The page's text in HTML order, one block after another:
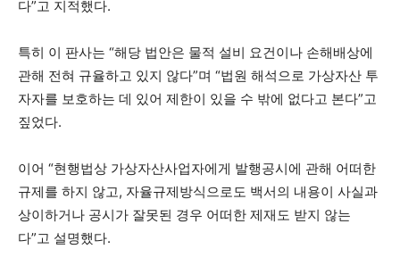
다”고 지적했다.
특히 이 판사는 “해당 법안은 물적 설비 요건이나 손해배상에
관해 전혀 규율하고 있지 않다”며 “법원 해석으로 가상자산 투
자자를 보호하는 데 있어 제한이 있을 수 밖에 없다고 본다”고
짚었다.
이어 “현행법상 가상자산사업자에게 발행공시에 관해 어떠한
규제를 하지 않고, 자율규제방식으로도 백서의 내용이 사실과
상이하거나 공시가 잘못된 경우 어떠한 제재도 받지 않는
다”고 설명했다.